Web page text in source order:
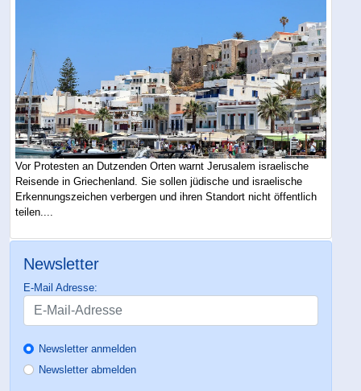
Vor Protesten an Dutzenden Orten warnt Jerusalem israelische
Reisende in Griechenland. Sie sollen jüdische und israelische
Erkennungszeichen verbergen und ihren Standort nicht öffentlich
teilen....
Newsletter
E-Mail Adresse:
Newsletter anmelden
Newsletter abmelden